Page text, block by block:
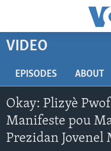
Skip
content
to
main
Navigation
Skip
LÈZETAZINI
ENTÈNASYONAL
VIDEO
FLASHPOINT IKRÈN
VIDEO
EPISODES ABOUT
Okay: Plizyè
Manifeste pou
Prezidan Jovenel